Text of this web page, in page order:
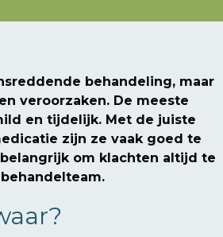
behandeling, maar
veroorzaken. De meeste
en tijdelijk. Met de juiste
zijn ze vaak goed te
om klachten altijd te